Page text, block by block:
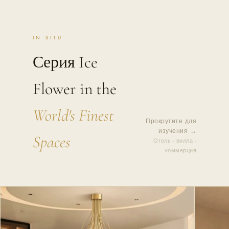
IN SITU
Серия Ice
Flower in the
World's Finest
Spaces
Прокрутите для
изучения →
Отель · вилла ·
коммерция